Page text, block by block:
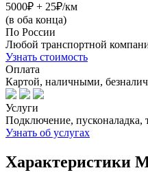
5000₽ + 25₽/км
(в оба конца)
По России
Любой транспортной
Узнать стоимость
Оплата
Картой, наличными,
Услуги
Подключение, пусконаладка,
Узнать об услугах
Характеристики